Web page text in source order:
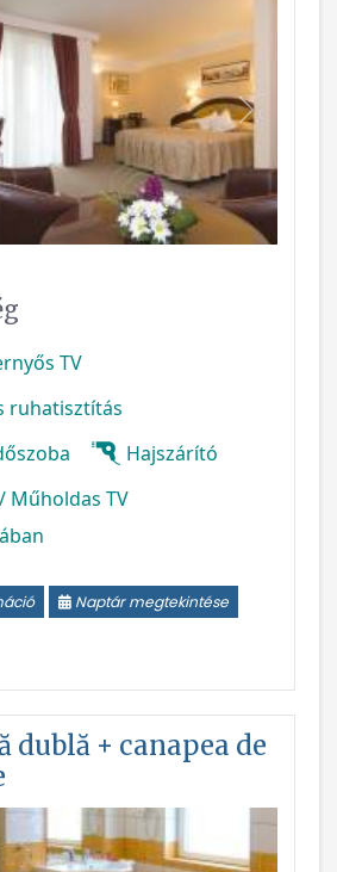
TV
ruhatisztítás
Hajszárító
Műholdas TV
Naptár megtekintése
dublă + canapea de